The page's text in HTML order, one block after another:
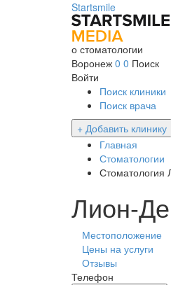
Startsmile
о стоматологии
Воронеж 0 0 Поиск
Войти
Поиск клиники
Поиск врача
+ Добавить клинику
Главная
Стоматологии
Стоматология
Лион-
Местоположение
Цены на услуги
Отзывы
Телефон